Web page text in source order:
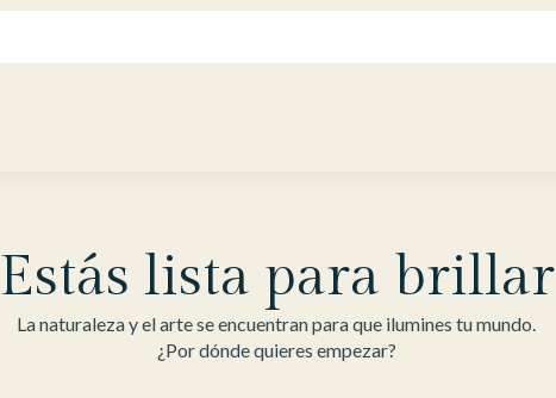
Estás lista para brillar
La naturaleza y el arte se encuentran para que ilumines tu mundo.
¿Por dónde quieres empezar?